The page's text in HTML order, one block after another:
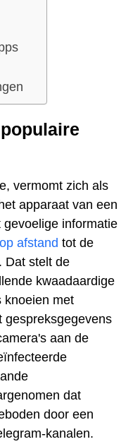
vermomt zich als
apparaat van een
informatie
afstand tot de
Dat stelt de
kwaadaardige
knoeien met
gespreksgegevens
aan de
dat
door een
kanalen.